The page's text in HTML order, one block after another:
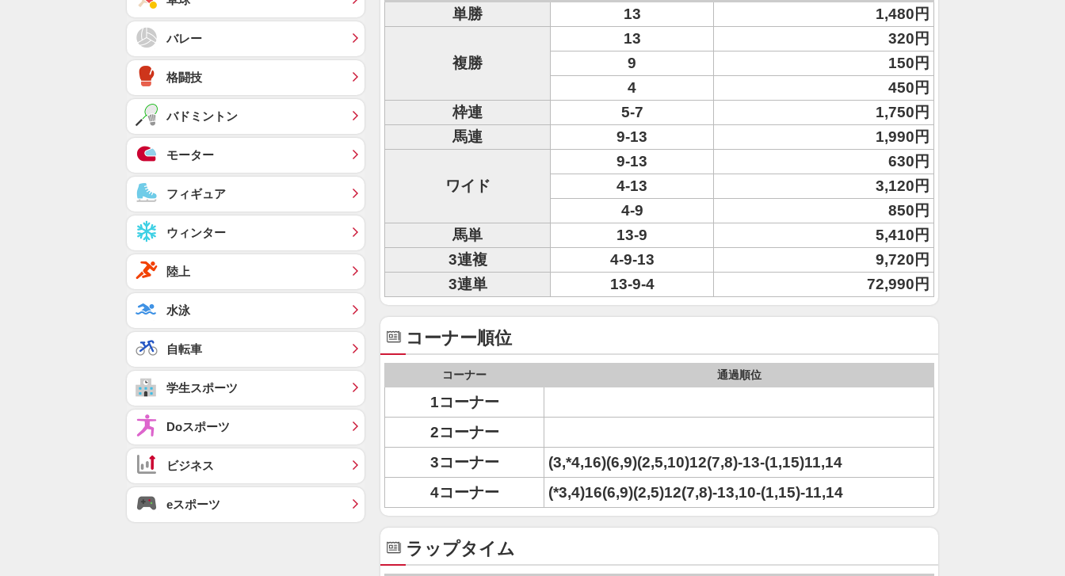
単勝 13 1,480円
複勝
13
320円
9
150円
4
450円
枠連
5-7
1,750円
馬連
9-13 1,990円
ワイド
9-13
630円
4-13
3,120円
4-9
850円
馬単
13-9
5,410円
3連複
4-9-13
9,720円
3連単
13-9-4 72,990円
コーナー順位
コーナー 通過順位
1コーナー
2コーナー
3コーナー
(3,*4,16)(6,9)(2,5,10)12(7,8)-13-(1,15)11,14
4コーナー
(*3,4)16(6,9)(2,5)12(7,8)-13,10-(1,15)-11,14
ラップタイム
バレー
格闘技
バドミントン
モーター
フィギュア
ウィンター
陸上
水泳
自転車
学生スポーツ
Doスポーツ
ビジネス
eスポーツ